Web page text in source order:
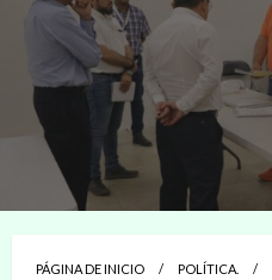
PÁGINA DE INICIO
POLÍTICA.